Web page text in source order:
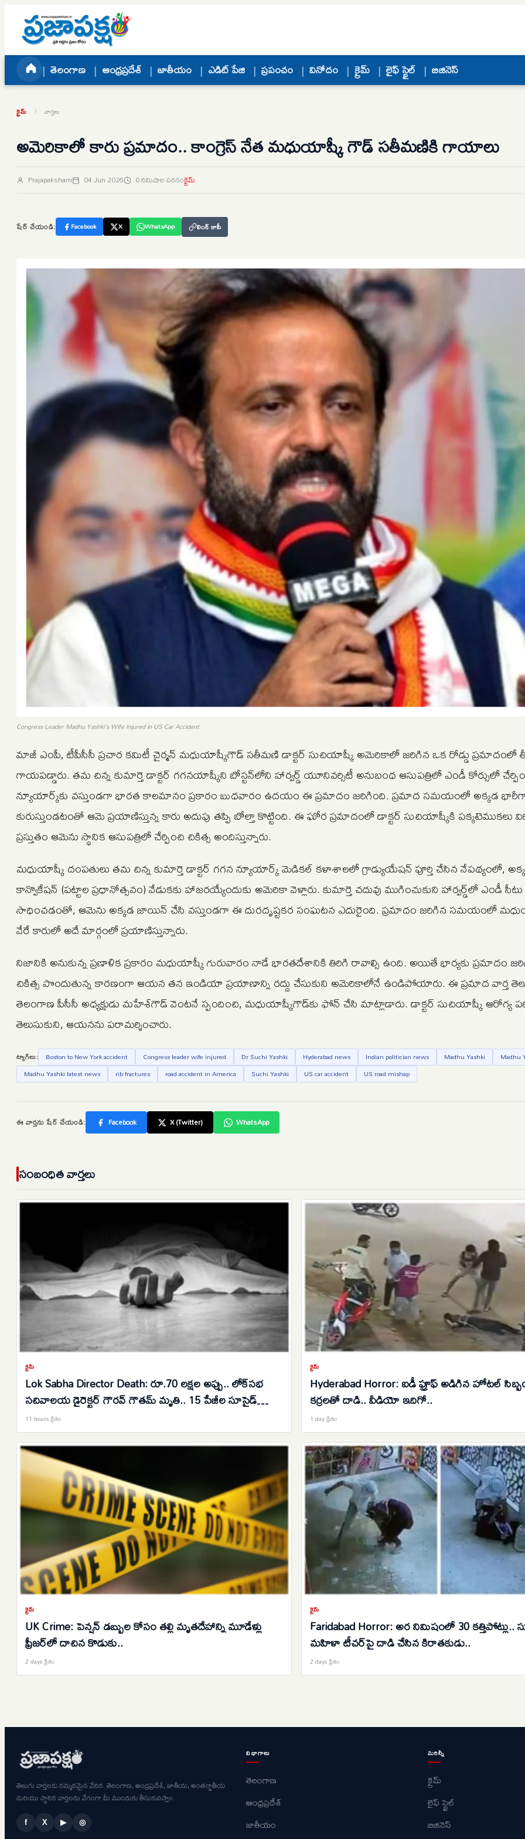
Skip to content
తెలంగాణ ఆంధ్రప్రదేశ్ జాతీయం ఎడిట్ పేజి ప్రపంచం వినోదం క్రైమ్ లైఫ్ స్టైల్ బిజినెస్
క్రైమ్ › వార్తలు
అమెరికాలో కారు ప్రమాదం.. కాంగ్రెస్ నేత మధుయాష్కీ గౌడ్ సతీమణికి గాయాలు
Prajapaksham 04 Jun 2026 0 నిమిషాల పఠనంక్రైమ్
షేర్ చేయండి: Facebook X WhatsApp లింక్ కాపీ
Congress Leader Madhu Yashki's Wife Injured in US Car Accident
మాజీ ఎంపీ, టీపీసీసీ ప్రచార కమిటీ చైర్మన్‌ మధుయాష్కీగౌడ్‌ సతీమణి డాక్టర్‌ సుచియాష్కీ అమెరికాలో జరిగిన ఒక రోడ్డు ప్రమాదంలో
గాయపడ్డారు. తమ చిన్న కుమార్తె డాక్టర్‌ గగనయాష్కీని బోస్టన్‌లోని హార్వర్డ్‌ యూనివర్సిటీ అనుబంధ ఆసుపత్రిలో ఎండీ కోర్సులో
న్యూయార్క్‌కు వస్తుండగా భారత కాలమానం ప్రకారం బుధవారం ఉదయం ఈ ప్రమాదం జరిగింది. ప్రమాద సమయంలో అక్కడ భారీగా
కురుస్తుండటంతో ఆమె ప్రయాణిస్తున్న కారు అదుపు తప్పి బోల్తా కొట్టింది. ఈ ఘోర ప్రమాదంలో డాక్టర్‌ సుచియాష్కీకి పక్కటెముకలు
ప్రస్తుతం ఆమెను స్థానిక ఆసుపత్రిలో చేర్పించి చికిత్స అందిస్తున్నారు.
మధుయాష్కీ దంపతులు తమ చిన్న కుమార్తె డాక్టర్‌ గగన న్యూయార్క్‌ మెడికల్‌ కళాశాలలో గ్రాడ్యుయేషన్‌ పూర్తి చేసిన నేపథ్యంలో,
కాన్వొకేషన్‌ (పట్టాల ప్రధానోత్సవం) వేడుకకు హాజరయ్యేందుకు అమెరికా వెళ్లారు. కుమార్తె చదువు ముగించుకుని హార్వర్డ్‌లో ఎండీ సీటు
సాధించడంతో, ఆమెను అక్కడ జాయిన్‌ చేసి వస్తుండగా ఈ దురదృష్టకర సంఘటన ఎదురైంది. ప్రమాదం జరిగిన సమయంలో
వేరే కారులో అదే మార్గంలో ప్రయాణిస్తున్నారు.
నిజానికి అనుకున్న ప్రణాళిక ప్రకారం మధుయాష్కీ గురువారం నాడే భారతదేశానికి తిరిగి రావాల్సి ఉంది. అయితే భార్యకు ప్రమాదం
చికిత్స పొందుతున్న కారణంగా ఆయన తన ఇండియా ప్రయాణాన్ని రద్దు చేసుకుని అమెరికాలోనే ఉండిపోయారు. ఈ ప్రమాద వార్త
తెలంగాణ పీసీసీ అధ్యక్షుడు మహేశ్‌గౌడ్‌ వెంటనే స్పందించి, మధుయాష్కీగౌడ్‌కు ఫోన్‌ చేసి మాట్లాడారు. డాక్టర్ సుచియాష్కీ ఆరోగ్య
తెలుసుకుని, ఆయనను పరామర్శించారు.
ట్యాగ్‌లు: Boston to New York accident Congress leader wife injured Dr Suchi Yashki Hyderabad news Indian politician news Madhu Yashki
Madhu
Madhu Yashki latest news
rib fractures road accident in America Suchi Yashki US car accident US road mishap
ఈ వార్తను షేర్ చేయండి: Facebook X (Twitter) WhatsApp
సంబంధిత వార్తలు
క్రైమ్
Lok Sabha Director Death: రూ.70 లక్షల అప్పు.. లోక్‌సభ
సచివాలయ డైరెక్టర్ గౌరవ్ గౌతమ్ మృతి.. 15 పేజీల సూసైడ్
నోట్..
11 hours క్రితం
క్రైమ్
Hyderabad Horror: ఐడీ ప్రూఫ్ అడిగిన హోటల్
కర్రలతో దాడి.. వీడియో ఇదిగో..
1 day క్రితం
క్రైమ్
UK Crime: పెన్షన్ డబ్బుల కోసం తల్లి మృతదేహాన్ని మూడేళ్లు
ఫ్రీజర్‌లో దాచిన కొడుకు..
2 days క్రితం
క్రైమ్
Faridabad Horror: అర నిమిషంలో 30 కత్తిపోట్లు..
మహిళా టీచర్‌పై దాడి చేసిన కిరాతకుడు..
2 days క్రితం
తెలుగు వార్తలకు నమ్మకమైన వేదిక. తెలంగాణ, ఆంధ్రప్రదేశ్, జాతీయ, అంతర్జాతీయ
మరియు స్థానిక వార్తలను వేగంగా మీ ముందుకు తీసుకువస్తాం.
f X ▶ ◎
విభాగాలు
తెలంగాణ
ఆంధ్రప్రదేశ్
జాతీయం
మరిన్నీ
క్రైమ్
లైఫ్ స్టైల్
బిజినెస్